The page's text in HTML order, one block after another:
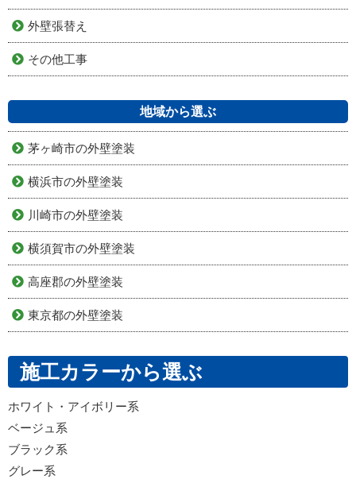
外壁張替え
その他工事
地域から選ぶ
茅ヶ崎市の外壁塗装
横浜市の外壁塗装
川崎市の外壁塗装
横須賀市の外壁塗装
高座郡の外壁塗装
東京都の外壁塗装
施工カラーから選ぶ
ホワイト・アイボリー系
ベージュ系
ブラック系
グレー系